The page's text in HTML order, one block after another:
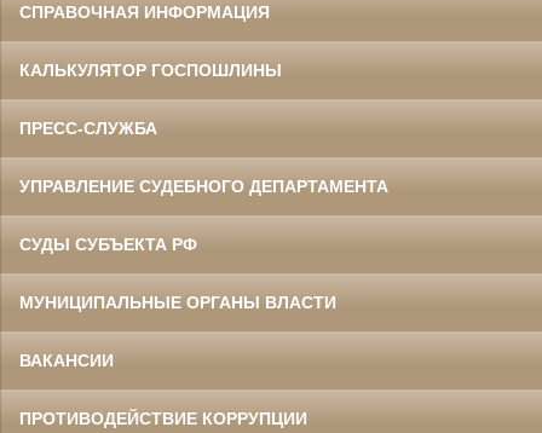
СПРАВОЧНАЯ ИНФОРМАЦИЯ
КАЛЬКУЛЯТОР ГОСПОШЛИНЫ
ПРЕСС-СЛУЖБА
УПРАВЛЕНИЕ СУДЕБНОГО ДЕПАРТАМЕНТА
СУДЫ СУБЪЕКТА РФ
МУНИЦИПАЛЬНЫЕ ОРГАНЫ ВЛАСТИ
ВАКАНСИИ
ПРОТИВОДЕЙСТВИЕ КОРРУПЦИИ